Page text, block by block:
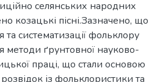
селянських народних
козацькі пісні.Зазначено, що
систематизації фольклору
методи ґрунтовної науково-
праці, що стали основою
із фольклористики та